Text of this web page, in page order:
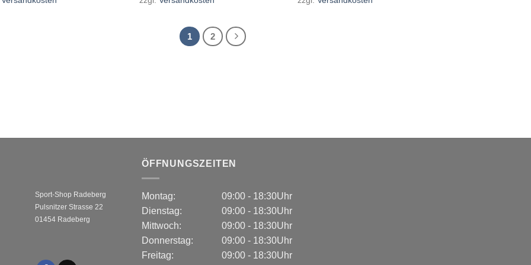
1 2
Sport-Shop Radeberg
Pulsnitzer Strasse 22
01454 Radeberg
ÖFFNUNGSZEITEN
Montag:
Dienstag:
Mittwoch:
Donnerstag:
Freitag:
09:00 - 18:30Uhr
09:00 - 18:30Uhr
09:00 - 18:30Uhr
09:00 - 18:30Uhr
09:00 - 18:30Uhr